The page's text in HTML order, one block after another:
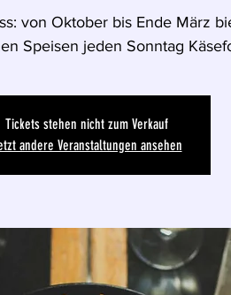
von Oktober bis Ende März
Speisen jeden Sonntag
Tickets stehen nicht zum Verkauf
andere Veranstaltungen ansehen